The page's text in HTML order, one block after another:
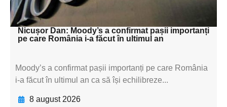
textul pentru subti
Nicușor Dan: Moody’s a confirmat pașii importanți
pe care România i-a făcut în ultimul an
Moody’s a confirmat pașii importanți pe care România
i-a făcut în ultimul an ca să își echilibreze...
8 august 2026